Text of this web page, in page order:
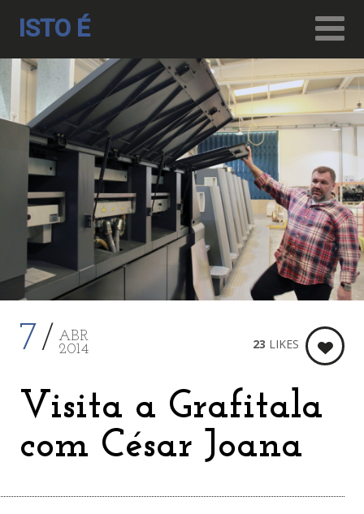
ISTO É
7
ABR
2014
Visita a Grafitala
com César Joana
23 LIKES